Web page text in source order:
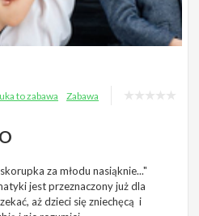
to zabawa
Zabawa
za młodu nasiąknie..."
jest przeznaczony już dla
aż dzieci się zniechęcą i